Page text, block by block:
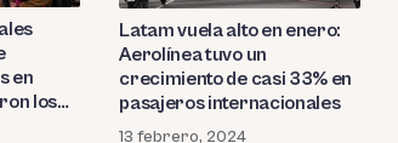
en
los
Latam vuela alto en enero:
Aerolínea tuvo un
crecimiento de casi 33% en
pasajeros internacionales
13 febrero, 2024